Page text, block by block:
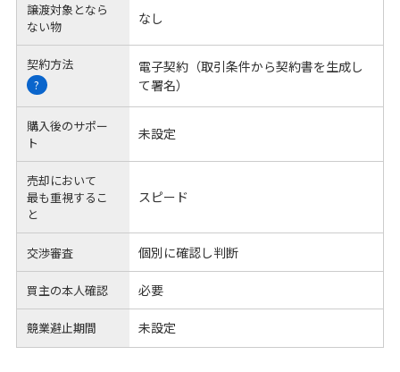
譲渡対象となら
ない物
なし
契約方法
?
電子契約（取引条件から契約書を生成し
て署名）
購入後のサポー
ト
未設定
売却において
最も重視するこ
と
スピード
交渉審査 個別に確認し判断
買主の本人確認 必要
競業避止期間 未設定